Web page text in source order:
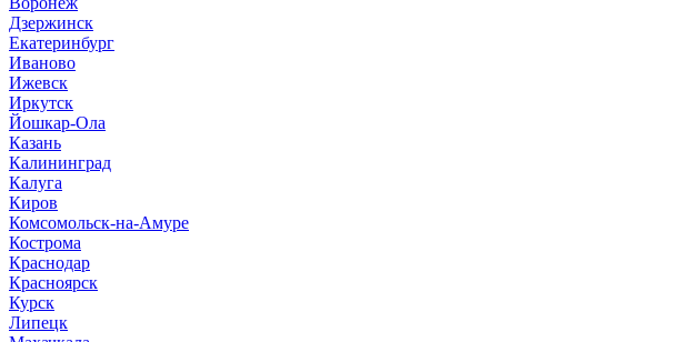
Дзержинск
Екатеринбург
Иваново
Ижевск
Иркутск
Йошкар-Ола
Казань
Калининград
Калуга
Киров
Комсомольск-на-Амуре
Кострома
Краснодар
Красноярск
Курск
Липецк